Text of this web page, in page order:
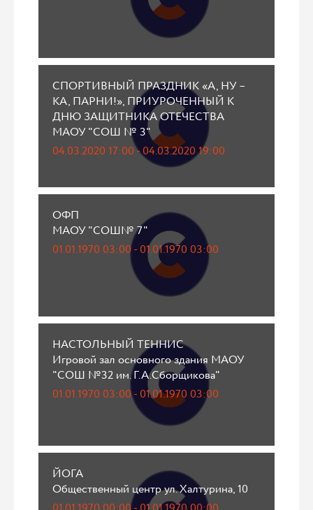
СПОРТИВНЫЙ ПРАЗДНИК «А, НУ –
КА, ПАРНИ!», ПРИУРОЧЕННЫЙ К
ДНЮ ЗАЩИТНИКА ОТЕЧЕСТВА
МАОУ "СОШ № 3"
04.03.2020 17:00 - 04.03.2020 19:00
ОФП
МАОУ "СОШ№ 7"
01.01.1970 03:00 - 01.01.1970 03:00
НАСТОЛЬНЫЙ ТЕННИС
Игровой зал основного здания МАОУ
"СОШ №32 им. Г.А.Сборщикова"
01.01.1970 03:00 - 01.01.1970 03:00
ЙОГА
Общественный центр ул. Халтурина, 10